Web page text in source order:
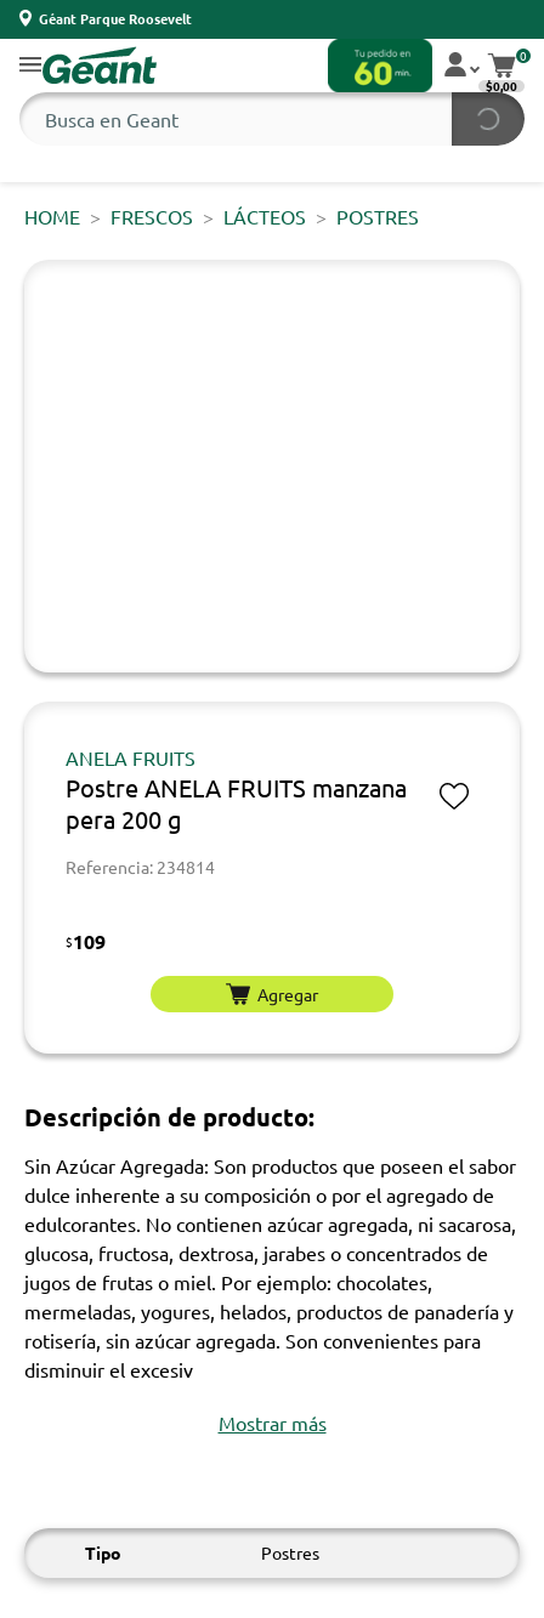
Géant Parque Roosevelt
0
$0,00
HOME FRESCOS LÁCTEOS POSTRES
ANELA FRUITS
Postre ANELA FRUITS manzana
pera 200 g
Referencia: 234814
$109
Agregar
Descripción de producto:
Sin Azúcar Agregada: Son productos que poseen el sabor
dulce inherente a su composición o por el agregado de
edulcorantes. No contienen azúcar agregada, ni sacarosa,
glucosa, fructosa, dextrosa, jarabes o concentrados de
jugos de frutas o miel. Por ejemplo: chocolates,
mermeladas, yogures, helados, productos de panadería y
rotisería, sin azúcar agregada. Son convenientes para
disminuir el excesiv
Mostrar más
Tipo Postres